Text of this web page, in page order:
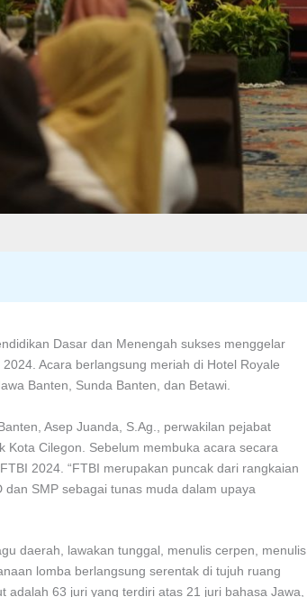
Dasar dan Menengah sukses menggelar
Acara berlangsung meriah di Hotel Royale
Banten, Sunda Banten, dan Betawi.
Asep Juanda, S.Ag., perwakilan pejabat
Kota Cilegon. Sebelum membuka acara secara
2024. “FTBI merupakan puncak dari rangkaian
SMP sebagai tunas muda dalam upaya
daerah, lawakan tunggal, menulis cerpen, menulis
lomba berlangsung serentak di tujuh ruang
63 juri yang terdiri atas 21 juri bahasa Jawa,